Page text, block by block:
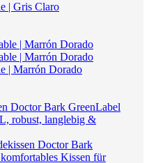
| Gris Claro
| Marrón Dorado